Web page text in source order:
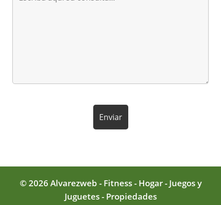
© 2026 Alvarezweb - Fitness - Hogar - Juegos y
Juguetes - Propiedades